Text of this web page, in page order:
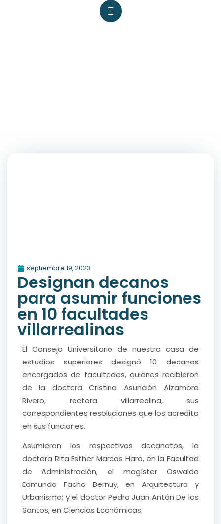
septiembre 19, 2023
Designan decanos
para asumir funciones
en 10 facultades
villarrealinas
El Consejo Universitario de nuestra casa de
estudios superiores designó 10 decanos
encargados de facultades, quienes recibieron
de la doctora Cristina Asunción Alzamora
Rivero, rectora villarrealina, sus
correspondientes resoluciones que los acredita
en sus funciones.
Asumieron los respectivos decanatos, la
doctora Rita Esther Marcos Haro, en la Facultad
de Administración; el magíster Oswaldo
Edmundo Facho Bernuy, en Arquitectura y
Urbanismo; y el doctor Pedro Juan Antón De los
Santos, en Ciencias Económicas.